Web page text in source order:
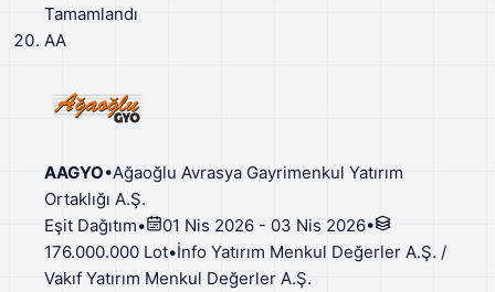
Tamamlandı
AA
AAGYO•Ağaoğlu Avrasya Gayrimenkul Yatırım
Ortaklığı A.Ş.
Eşit Dağıtım• 01 Nis 2026 - 03 Nis 2026•
176.000.000 Lot•İnfo Yatırım Menkul Değerler A.Ş. /
Vakıf Yatırım Menkul Değerler A.Ş.